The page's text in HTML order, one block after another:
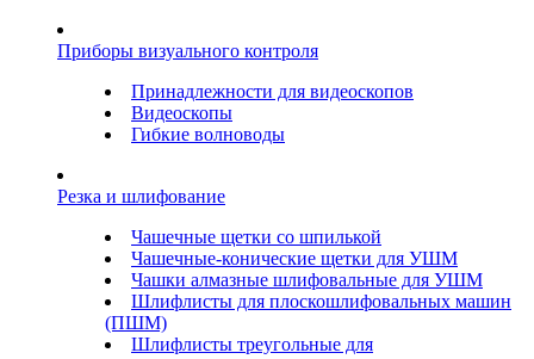
Приборы визуального контроля
Принадлежности для видеоскопов
Видеоскопы
Гибкие волноводы
Резка и шлифование
Чашечные щетки со шпилькой
Чашечные-конические щетки для УШМ
Чашки алмазные шлифовальные для УШМ
Шлифлисты для плоскошлифовальных машин
(ПШМ)
Шлифлисты треугольные для